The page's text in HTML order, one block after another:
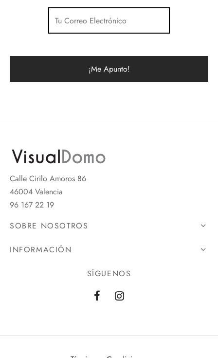
Calle Cirilo Amoros 86
46004 Valencia
96 167 22 19
SOBRE NOSOTROS
INFORMACIÓN
SÍGUENOS